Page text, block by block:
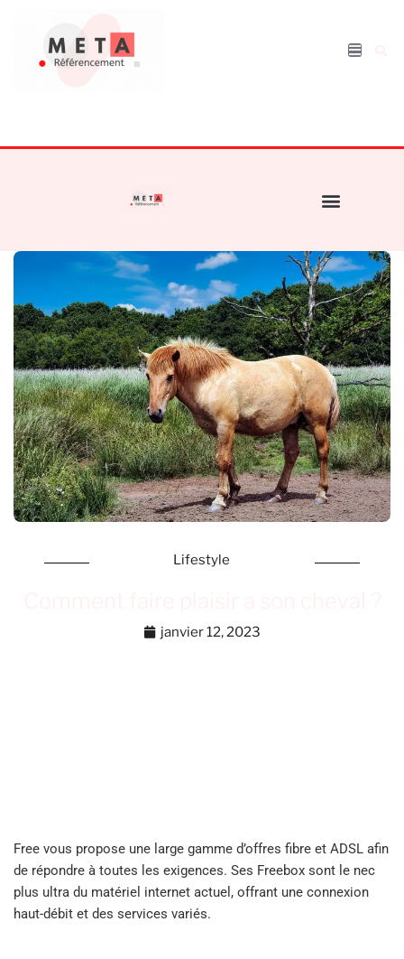
Lifestyle
janvier 12, 2023
Free vous propose une large gamme d’offres fibre et ADSL afin
de répondre à toutes les exigences. Ses Freebox sont le nec
plus ultra du matériel internet actuel, offrant une connexion
haut-débit et des services variés.